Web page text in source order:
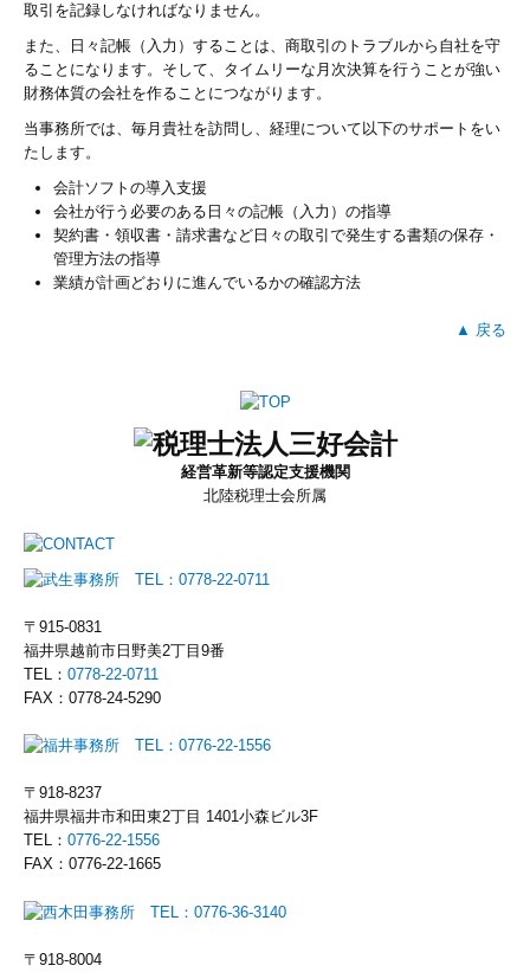
取引を記録しなければなりません。
また、日々記帳（入力）することは、商取引のトラブルから自社を守
ることになります。そして、タイムリーな月次決算を行うことが強い
財務体質の会社を作ることにつながります。
当事務所では、毎月貴社を訪問し、経理について以下のサポートをい
たします。
会計ソフトの導入支援
会社が行う必要のある日々の記帳（入力）の指導
契約書・領収書・請求書など日々の取引で発生する書類の保存・
管理方法の指導
業績が計画どおりに進んでいるかの確認方法
▲ 戻る
経営革新等認定支援機関
北陸税理士会所属
〒915-0831
福井県越前市日野美2丁目9番
TEL： 0778-22-0711
FAX：0778-24-5290
〒918-8237
福井県福井市和田東2丁目 1401小森ビル3F
TEL： 0776-22-1556
FAX：0776-22-1665
〒918-8004